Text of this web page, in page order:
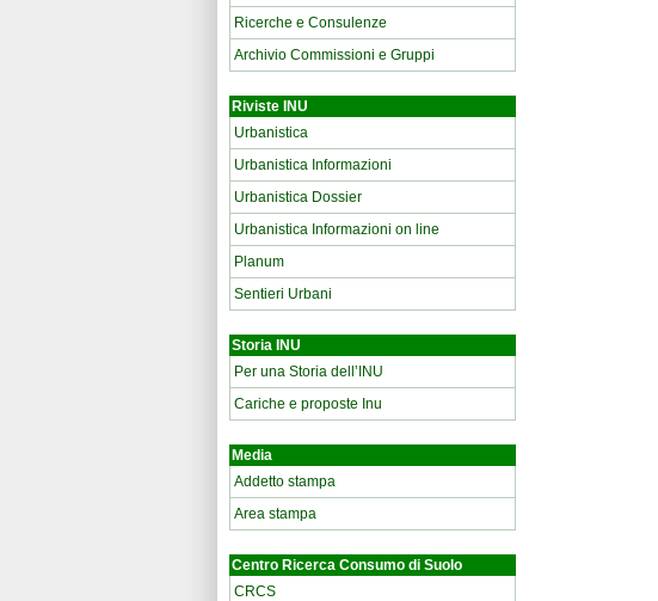
Ricerche e Consulenze
Archivio Commissioni e Gruppi
Riviste INU
Urbanistica
Urbanistica Informazioni
Urbanistica Dossier
Urbanistica Informazioni on line
Planum
Sentieri Urbani
Storia INU
Per una Storia dell’INU
Cariche e proposte Inu
Media
Addetto stampa
Area stampa
Centro Ricerca Consumo di Suolo
CRCS